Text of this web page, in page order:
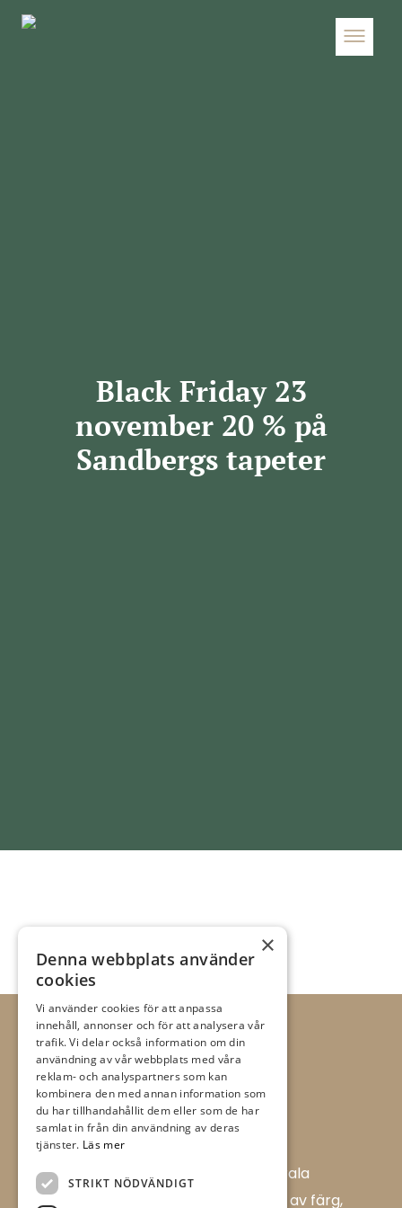
Black Friday 23
november 20 % på
Sandbergs tapeter
Allt i Färg AB är en färghandel i centrala
Ulricehamn med ett brett sortiment av färg,
×
Denna webbplats använder
cookies
Vi använder cookies för att anpassa
innehåll, annonser och för att analysera vår
trafik. Vi delar också information om din
användning av vår webbplats med våra
reklam- och analyspartners som kan
kombinera den med annan information som
du har tillhandahållit dem eller som de har
samlat in från din användning av deras
tjänster. Läs mer
STRIKT NÖDVÄNDIGT